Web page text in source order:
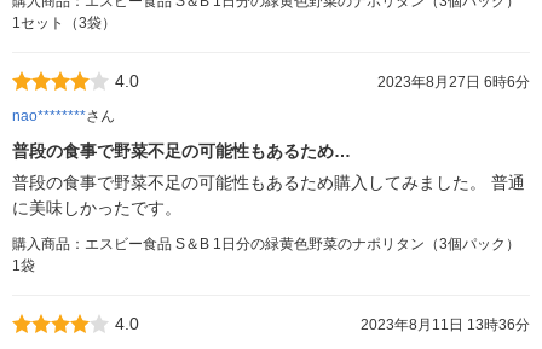
1セット（3袋）
4.0
2023年8月27日 6時6分
nao********さん
普段の食事で野菜不足の可能性もあるため…
普段の食事で野菜不足の可能性もあるため購入してみました。 普通
に美味しかったです。
購入商品：エスビー食品 S＆B 1日分の緑黄色野菜のナポリタン（3個パック）
1袋
4.0
2023年8月11日 13時36分